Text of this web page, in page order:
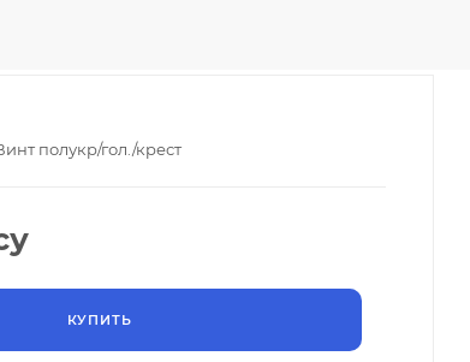
полукр/гол./крест
КУПИТЬ